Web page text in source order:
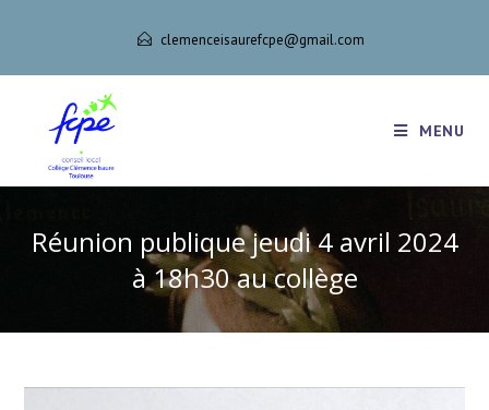
clemenceisaurefcpe@gmail.com
MENU
Réunion publique jeudi 4 avril 2024
à 18h30 au collège